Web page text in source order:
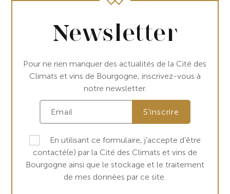
Newsletter
Pour ne rien manquer des actualités de la Cité des
Climats et vins de Bourgogne, inscrivez-vous à
notre newsletter.
En utilisant ce formulaire, j’accepte d’être
contacté(e) par la Cité des Climats et vins de
Bourgogne ainsi que le stockage et le traitement
de mes données par ce site.